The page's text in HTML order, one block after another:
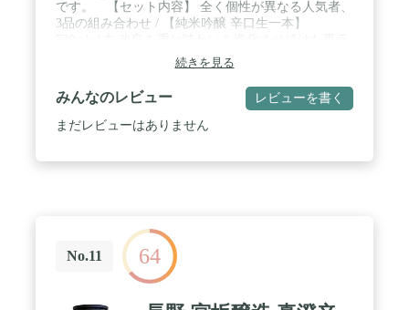
です。 【セット内容】 全く個性が異なる人気者、
3品の組み合わせ / 【純米吟醸 辛口生一本】
ベル。 真澄の看板商品です。 / 【純米 奥伝寒造
り】 720ml×1本 オーソドックスな癒し系の味わいを
目指して、真澄オリジナルの七号酵母で醸しまし
た。 / 【辛口ゴールド】 720ml×1本 淡麗な味わい
は、冷酒でも燗酒でも飲み飽きとは無縁。 / 専用ギ
続きを見る
みんなのレビュー レビューを書く
まだレビューはありません
No.11 64